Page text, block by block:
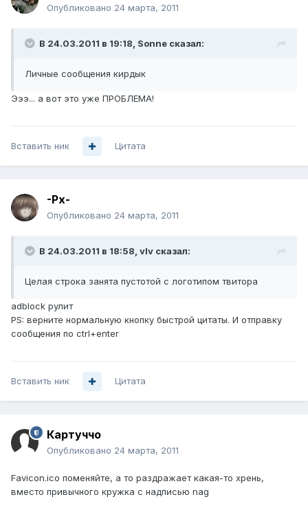
Опубликовано 24 марта, 2011
В 24.03.2011 в 19:18, Sonne сказал:
Личные сообщения кирдык
Эээ... а вот это уже ПРОБЛЕМА!
Вставить ник Цитата
-Px-
Опубликовано 24 марта, 2011
В 24.03.2011 в 18:58, vIv сказал:
Целая строка занята пустотой с логотипом твитора
adblock рулит
PS: верните нормальную кнопку быстрой цитаты. И отправку
сообщения по ctrl+enter
Вставить ник Цитата
Картуччо
Опубликовано 24 марта, 2011
Favicon.ico поменяйте, а то раздражает какая-то хрень,
вместо привычного кружка с надписью nag